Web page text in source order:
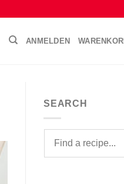
ANMELDEN
SEARCH